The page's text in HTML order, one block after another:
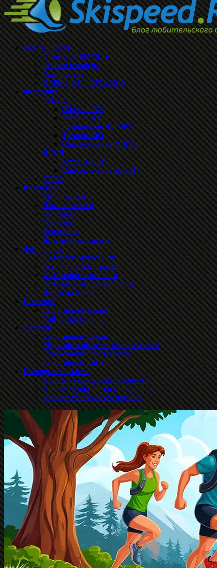
SKI 76 TEAM
О команде Ski 76 Team
Список команды
Экипировка
КЛБМатч ПроБЕГа 2019
Федерации
ФЛГЯО
Сборная ЯО
Устав ФЛГЯО
Руководство ФЛГЯО
Тренеры ЯО
Список членов ФЛГЯО
ЯЛСЛ
Устав ЯЛСЛ
Список членов ЯЛСЛ
СБЯО
Календари
Мультиспорт
Лыжные гонки
Бег / кросс
Триатлон
Велогонки
Другие виды спорта
Фото, видео
Фотоблог Skispeed.Ru
Ссылки на фотографии
Фоторепортажы блога
Фотоальбомы друзей блога
Видео на блоге
Полезное
Спортивные товары
Сайты трансляций
Справка
Спортивные школы
Медицинский осмотр спортсменов
Страхование спортсменов
Спортивные сайты
Помощь и контакты
Политика конфиденциальности
Политика обработки метаданных
Пользовательское соглашение